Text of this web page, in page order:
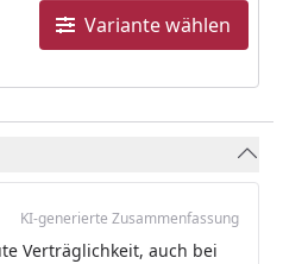
Variante wählen
KI-generierte Zusammenfassung
Verträglichkeit, auch bei